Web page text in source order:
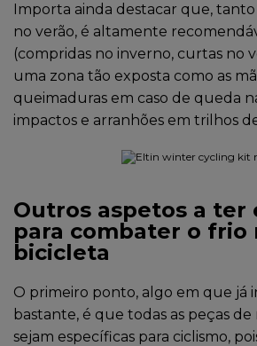
Importa ainda destacar que,
no verão, é altamente
(compridas no inverno, curtas no
uma zona tão exposta como as
queimaduras em caso de queda
impactos e arranhões em trilhos
Outros aspetos a ter
para combater o frio
bicicleta
O primeiro ponto, algo em que já
bastante, é que todas as peças
sejam específicas para ciclismo,